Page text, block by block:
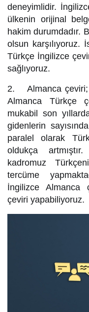
deneyimlidir.
ülkenin orijinal
hakim durumdadır.
olsun karşılıyoruz.
Türkçe İngilizce
sağlıyoruz.
2. Almanca çeviri;
Almanca Türkçe
mukabil son
gidenlerin
paralel olarak
oldukça
kadromuz
tercüme
İngilizce Almanca
çeviri yapabiliyoruz.